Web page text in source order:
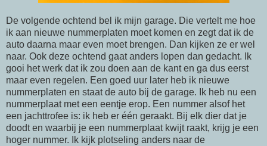
De volgende ochtend bel ik mijn garage. Die vertelt me hoe
ik aan nieuwe nummerplaten moet komen en zegt dat ik de
auto daarna maar even moet brengen. Dan kijken ze er wel
naar. Ook deze ochtend gaat anders lopen dan gedacht. Ik
gooi het werk dat ik zou doen aan de kant en ga dus eerst
maar even regelen. Een goed uur later heb ik nieuwe
nummerplaten en staat de auto bij de garage. Ik heb nu een
nummerplaat met een eentje erop. Een nummer alsof het
een jachttrofee is: ik heb er één geraakt. Bij elk dier dat je
doodt en waarbij je een nummerplaat kwijt raakt, krijg je een
hoger nummer. Ik kijk plotseling anders naar de